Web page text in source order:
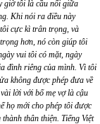
giờ tôi là cầu nối giữa
Khi nói ra điều này
i cực kì trân trọng, và
hơn, nó còn giúp tôi
vui tôi có mặt, ngày
đình riêng của mình. Vì tôi
không được phép đưa về
lời với bố mẹ vợ là cậu
họ mới cho phép tôi được
thân thiện. Tiếng Việt